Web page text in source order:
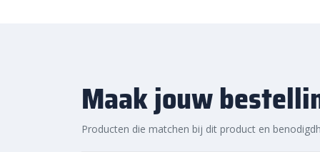
Maak jouw
Producten die matchen bij dit product en